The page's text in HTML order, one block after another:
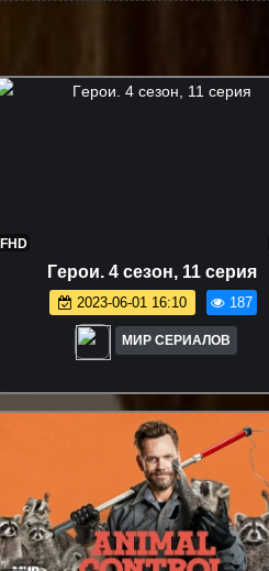
FHD
Гepoи. 4 сезон, 11 серия
2023-06-01 16:10 187
МИР СЕРИАЛОВ